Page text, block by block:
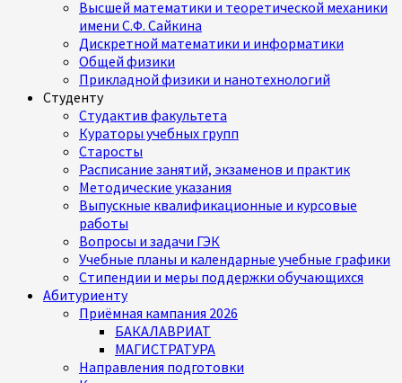
Высшей математики и теоретической механики
имени С.Ф. Сайкина
Дискретной математики и информатики
Общей физики
Прикладной физики и нанотехнологий
Студенту
Студактив факультета
Кураторы учебных групп
Старосты
Расписание занятий, экзаменов и практик
Методические указания
Выпускные квалификационные и курсовые
работы
Вопросы и задачи ГЭК
Учебные планы и календарные учебные графики
Стипендии и меры поддержки обучающихся
Абитуриенту
Приёмная кампания 2026
БАКАЛАВРИАТ
МАГИСТРАТУРА
Направления подготовки